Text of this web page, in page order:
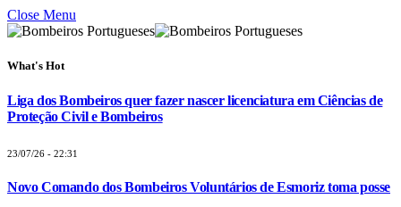
Close Menu
What's Hot
Liga dos Bombeiros quer fazer nascer licenciatura em Ciências de
Proteção Civil e Bombeiros
23/07/26 - 22:31
Novo Comando dos Bombeiros Voluntários de Esmoriz toma posse